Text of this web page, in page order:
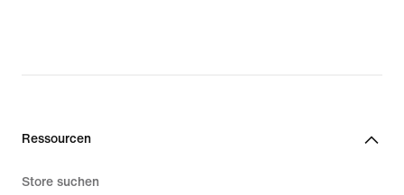
Ressourcen
Store suchen